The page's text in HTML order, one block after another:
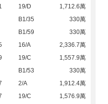
19/D
1,712.6萬
B1/35
330萬
B1/59
330萬
16/A
2,336.7萬
19/C
1,557.9萬
B1/53
330萬
2/A
1,912.4萬
19/C
1,576.9萬